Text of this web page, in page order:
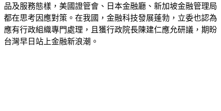
【台灣銀行家】FinTech日新月異，為因應加速出現的金融商
品及服務態樣，美國證管會、日本金融廳、新加坡金融管理局
都在思考因應對策。在我國，金融科技發展蓬勃，立委也認為
應有行政組織專門處理，且獲行政院長陳建仁應允研議，期盼